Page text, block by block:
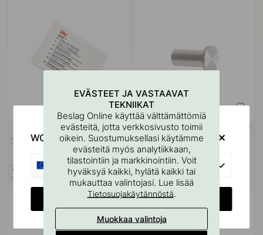
3M Pintapuhdistusliina
3.60 €
5 + VÄRIT
Pyyhekoukun pidike - harjattu
ruostumaton teräs
17.50 €
Varastossa
EVÄSTEET JA VASTAAVAT
TEKNIIKAT
Beslag Online käyttää välttämättömiä
evästeitä, jotta verkkosivusto toimii
oikein. Suostumuksellasi käytämme
evästeitä myös analytiikkaan,
tilastointiin ja markkinointiin. Voit
hyväksyä kaikki, hylätä kaikki tai
mukauttaa valintojasi. Lue lisää
Tietosuojakäytännöstä.
Muokkaa valintoja
WOULD YOU RATHER VISIT?
EU
CHANGE COUNTRY